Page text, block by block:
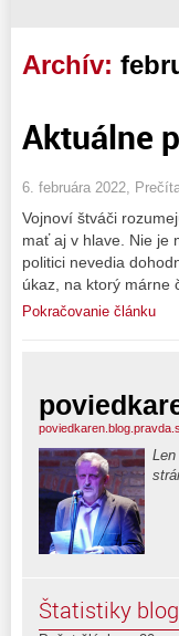
Archív:
Aktuálne
6. februára 2022,
Vojnoví štváči
mať aj v hlave. Nie je
politici nevedia
úkaz, na ktorý
Pokračovanie článku
Štatistiky